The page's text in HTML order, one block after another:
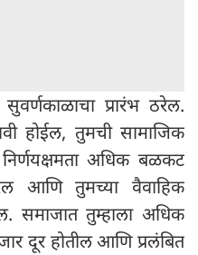
प्रारंभ ठरेल.
होईल, तुमची सामाजिक
अधिक बळकट
आणि तुमच्या वैवाहिक
समाजात तुम्हाला अधिक
दूर होतील आणि प्रलंबित